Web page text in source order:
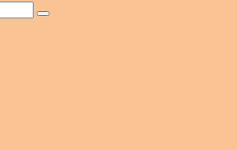
Suchen